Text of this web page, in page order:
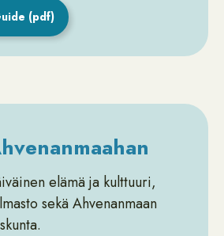
(pdf)
elämä ja kulttuuri,
sekä Ahvenanmaan